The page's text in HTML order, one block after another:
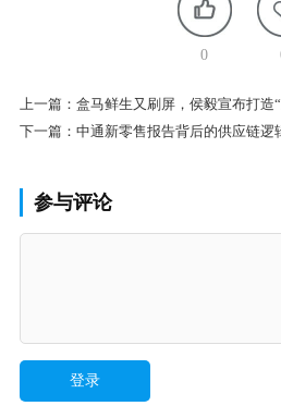
0
上一篇： 盒马鲜生又刷屏，侯毅宣布打造
下一篇： 中通新零售报告背后的供应链
参与评论